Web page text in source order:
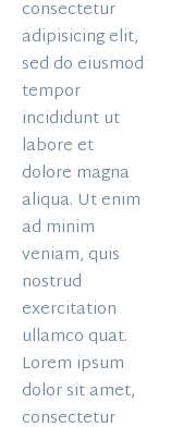
consectetur
adipisicing elit,
sed do eiusmod
tempor
incididunt ut
labore et
dolore magna
aliqua. Ut enim
ad minim
veniam, quis
nostrud
exercitation
ullamco quat.
Lorem ipsum
dolor sit amet,
consectetur